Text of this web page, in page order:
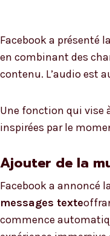
Facebook a présenté
en combinant des
contenu. L’audio est
Une fonction qui vise
inspirées par le
Ajouter de la
Facebook a annoncé
messages texte
commence